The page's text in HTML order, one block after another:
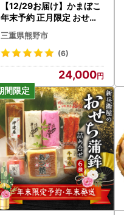
【12/29お届け】かまぼこ
年末予約 正月限定 おせち
蒲鉾 6種 かまぼこ【snby
0013-2】
三重県熊野市
(6)
24,000